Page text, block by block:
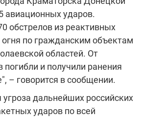
авиационных ударов.
обстрелов из реактивных
огня по гражданским объектам
областей. От
погибли и получили ранения
– говорится в сообщении.
угроза дальнейших российских
ударов по всей